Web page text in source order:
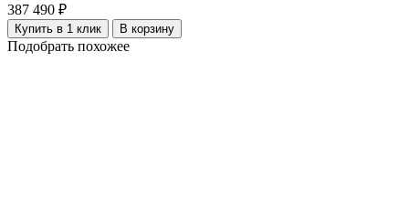
387 490 ₽
Купить в 1 клик В корзину
Подобрать похожее